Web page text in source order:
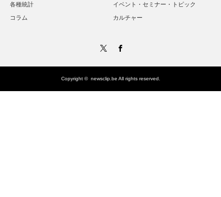
各種統計
イベント・セミナー・トピック
コラム
カルチャー
Copyright © newsclip.be All rights reserved.